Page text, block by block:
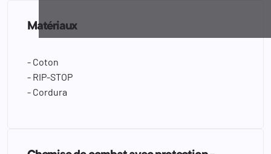
Matériaux
- Coton
- RIP-STOP
- Cordura